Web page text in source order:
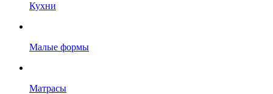
Кухни
Малые формы
Матрасы